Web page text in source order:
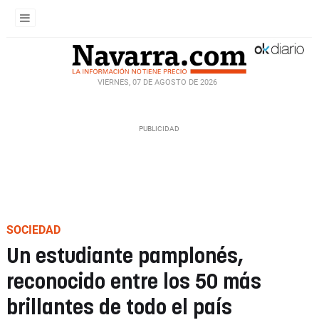
VIERNES, 07 DE AGOSTO DE 2026
SOCIEDAD
Un estudiante pamplonés,
reconocido entre los 50 más
brillantes de todo el país